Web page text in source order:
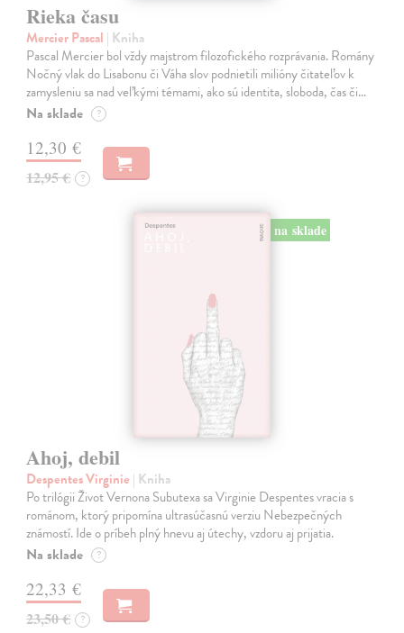
Rieka času
Mercier Pascal | Kniha
Pascal Mercier bol vždy majstrom filozofického rozprávania. Romány
Nočný vlak do Lisabonu či Váha slov podnietili milióny čitateľov k
zamysleniu sa nad veľkými témami, ako sú identita, sloboda, čas či…
Na sklade ?
12,30 €
12,95 € ?
na sklade
Ahoj, debil
Despentes Virginie | Kniha
Po trilógii Život Vernona Subutexa sa Virginie Despentes vracia s
románom, ktorý pripomína ultrasúčasnú verziu Nebezpečných
známostí. Ide o príbeh plný hnevu aj útechy, vzdoru aj prijatia.
Na sklade ?
22,33 €
23,50 € ?